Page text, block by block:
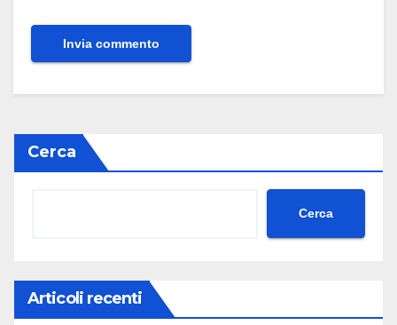
Cerca
Cerca
Articoli recenti